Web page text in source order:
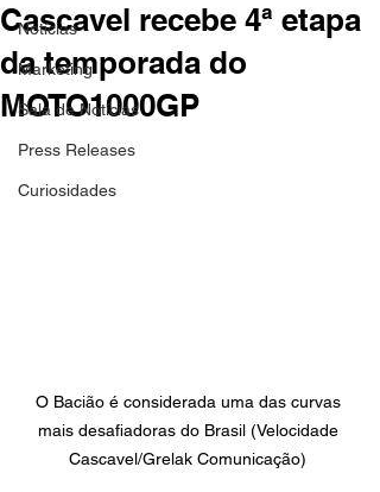
Notícias
Marketing
Sala de Notícias
Press Releases
Curiosidades
Cascavel recebe 4ª etapa
da temporada do
MOTO1000GP
O Bacião é considerada uma das curvas
mais desafiadoras do Brasil (Velocidade
Cascavel/Grelak Comunicação)